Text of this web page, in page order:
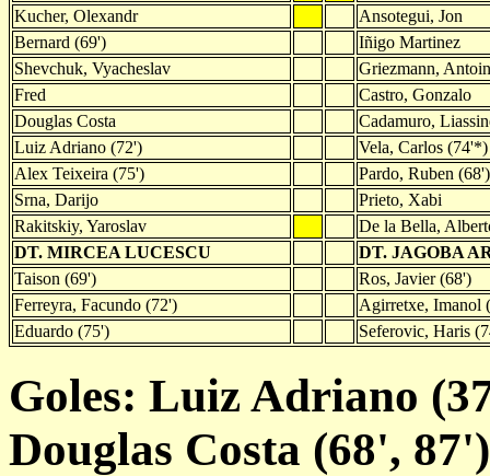
Kucher, Olexandr
Ansotegui, Jon
Bernard (69')
Iñigo Martinez
Shevchuk, Vyacheslav
Griezmann,
Fred
Castro, Gonzalo
Douglas Costa
Cadamuro,
Luiz Adriano (72')
Vela, Carlos (74'*)
Alex Teixeira (75')
Pardo, Ruben (68')
Srna, Darijo
Prieto, Xabi
Rakitskiy, Yaroslav
De la Bella,
DT. MIRCEA LUCESCU
DT. JAGOBA
Taison (69')
Ros, Javier (68')
Ferreyra, Facundo (72')
Agirretxe, Imanol
Eduardo (75')
Seferovic, Haris
Goles: Luiz Adriano
Douglas Costa (68', 87')